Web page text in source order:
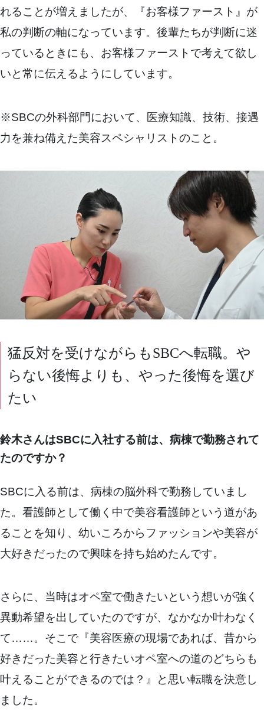
れることが増えましたが、『お客様ファースト』が
私の判断の軸になっています。後輩たちが判断に迷
っているときにも、お客様ファーストで考えて欲し
いと常に伝えるようにしています。
※SBCの外科部門において、医療知識、技術、接遇
力を兼ね備えた美容スペシャリストのこと。
猛反対を受けながらもSBCへ転職。や
らない後悔よりも、やった後悔を選び
たい
鈴木さんはSBCに入社する前は、病棟で勤務されて
たのですか？
SBCに入る前は、病棟の脳外科で勤務していまし
た。看護師として働く中で美容看護師という道があ
ることを知り、幼いころからファッションや美容が
大好きだったので興味を持ち始めたんです。
さらに、当時はオペ室で働きたいという想いが強く
異動希望を出していたのですが、なかなか叶わなく
て……。そこで『美容医療の現場であれば、昔から
好きだった美容と行きたいオペ室への道のどちらも
叶えることができるのでは？』と思い転職を決意し
ました。